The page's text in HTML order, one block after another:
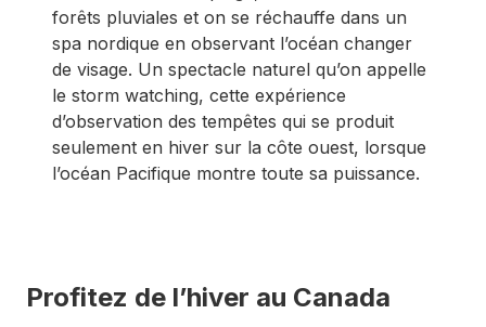
forêts pluviales et on se réchauffe dans un
spa nordique en observant l’océan changer
de visage. Un spectacle naturel qu’on appelle
le storm watching, cette expérience
d’observation des tempêtes qui se produit
seulement en hiver sur la côte ouest, lorsque
l’océan Pacifique montre toute sa puissance.
Profitez de l’hiver au Canada